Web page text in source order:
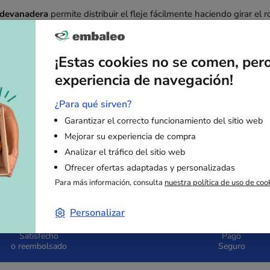
devanadera permite distribuir el fleje fácilmente haciendo girar el
para flejesse presentan bajo varias formas pero siempre
pueden tener ruedas para más mobilidad y poder
de devanadera para cada tipo de fleje: acero, poliéster,
Satisfecho
o reembolsado
Pago
Seguro
¡Estas cookies no se comen,
experiencia de navegación!
¿Para qué sirven?
Garantizar el correcto funcionamiento del sitio web
Mejorar su experiencia de compra
Analizar el tráfico del sitio web
Ofrecer ofertas adaptadas y personalizadas
Para más información, consulta nuestra política de uso de
Personalizar